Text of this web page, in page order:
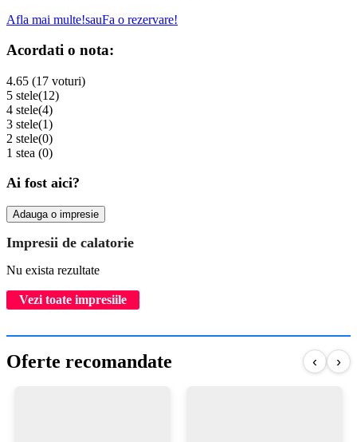
Afla mai multe!sauFa o rezervare!
Acordati o nota:
4.65 (17 voturi)
5 stele(12)
4 stele(4)
3 stele(1)
2 stele(0)
1 stea (0)
Ai fost aici?
Adauga o impresie
Impresii de calatorie
Nu exista rezultate
Vezi toate impresiile
Oferte recomandate ‹ ›